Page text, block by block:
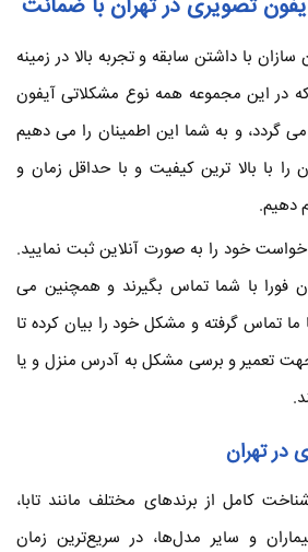
تصویری در تهران با ضمانت
با داشتن سابقه و تجربه بالا در زمینه
در این مجموعه همه نوع مشکلاتی آیفون
گردد، و به شما این اطمینان را می دهیم
با بالا ترین کیفیت و با حداقل زمان و
دهیم.
خواست خود را به صورت آنلاین ثبت نمایید.
فورا با شما تماس بگیرند و همچنین می
ما تماس گرفته و مشکل خود را بیان کرده تا
جهت تعمیر و برسی مشکل به آدرس منزل و یا
در تهران
کامل از برندهای مختلف مانند تابا،
و سایر مدل‌ها، در سریع‌ترین زمان